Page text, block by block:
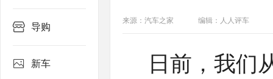
导购
新车
来源：汽车之家 编辑：人人评车
日前，我们